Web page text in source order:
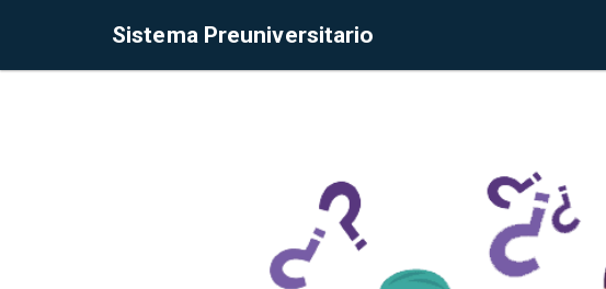
Sistema Preuniversitario